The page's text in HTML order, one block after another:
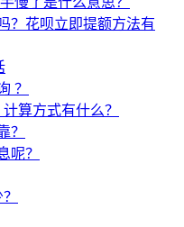
？花呗立即提额方法有
？
算方式有什么？
？
呢？